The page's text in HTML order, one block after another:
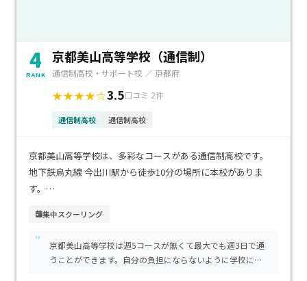
4
RANK
京都美山高等学校（通信制）
通信制高校・サポート校 ／ 京都府
★★★★☆3.5口コミ 2件
通信制高校 通信制高校
京都美山高等学校は、多彩なコースがある通信制高校です。
地下鉄烏丸線 今出川駅から徒歩10分の場所に本校がありま
す。
自宅でオンライン学習をする在宅コースのスクーリングは年
間5日程度となっています。
通学日数を週1日～3日まで自由に設定できる通学コースもあ
集中スクーリング
"
京都美山高等学校は週5コースが無くて最大でも週3日で通
うことができます。自分の負担にならないように学校に行